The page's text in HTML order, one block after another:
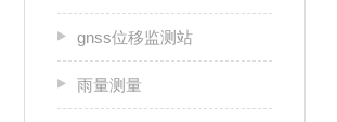
gnss位移监测站
雨量测量